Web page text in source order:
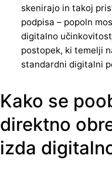
skenirajo in takoj
podpisa – popoln
digitalno
postopek, ki temelji
standardni digitalni
Kako se
direktno
izda